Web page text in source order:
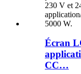
Écran
CC…